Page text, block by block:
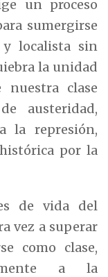
un proceso
sumergirse
localista sin
la unidad
clase
austeridad,
la represión,
por la
de vida del
vez a superar
como clase,
a la